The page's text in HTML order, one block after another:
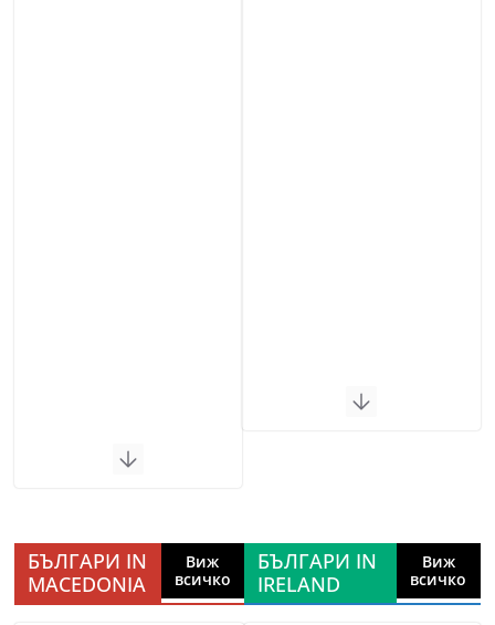
БЪЛГАРИ IN
MACEDONIA
Виж
всичко
БЪЛГАРИ IN
IRELAND
Виж
всичко